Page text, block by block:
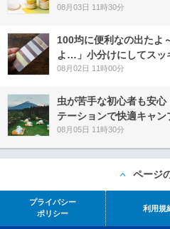
08月03日 11時30分
100均に便利なの出たよ
よ…」小分けにしてスッ
08月02日 11時00分
虫が苦手な初心者も安
テーションで快適キャン
08月05日 11時30分
ページ
プライバシー
ポリシー
利用規